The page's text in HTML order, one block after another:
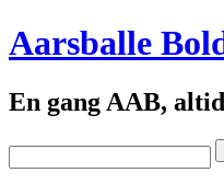
Aarsballe
En gang AAB,